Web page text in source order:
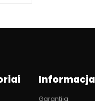
Informacja
Garantija